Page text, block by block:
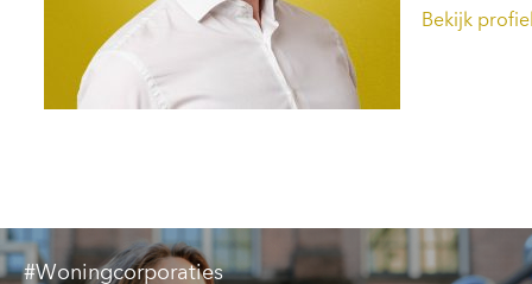
Bekijk
#Woningcorporaties